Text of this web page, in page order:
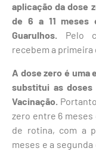
aplicação da dose
de 6 a 11 meses
Guarulhos. Pelo
recebem a primeira
A dose zero é uma
substitui as doses
Vacinação.
zero entre 6 meses
de rotina, com a
meses e a